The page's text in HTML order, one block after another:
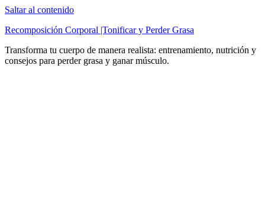
Saltar al contenido
Recomposición Corporal |Tonificar y Perder Grasa
Transforma tu cuerpo de manera realista: entrenamiento, nutrición y
consejos para perder grasa y ganar músculo.